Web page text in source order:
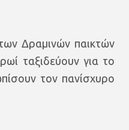
Δραμινών παικτών
ταξιδεύουν για το
τον πανίσχυρο